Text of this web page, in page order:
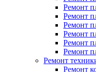
Ремонт
Ремонт
Ремонт
Ремонт
Ремонт
Ремонт
Ремонт
Ремонт